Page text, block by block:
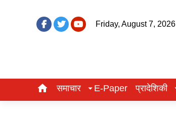
Friday, August 7, 2026
समाचार E-Paper प्रादेशिकी